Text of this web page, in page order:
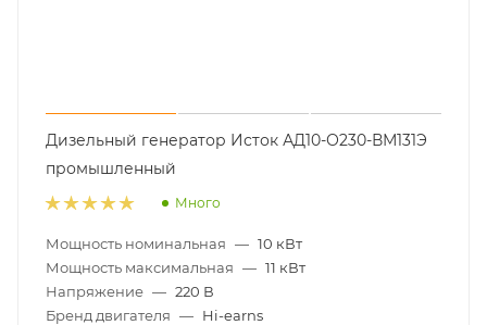
Дизельный генератор Исток АД10-О230-ВМ131Э
промышленный
Много
Мощность номинальная — 10 кВт
Мощность максимальная — 11 кВт
Напряжение — 220 В
Бренд двигателя — Hi-earns